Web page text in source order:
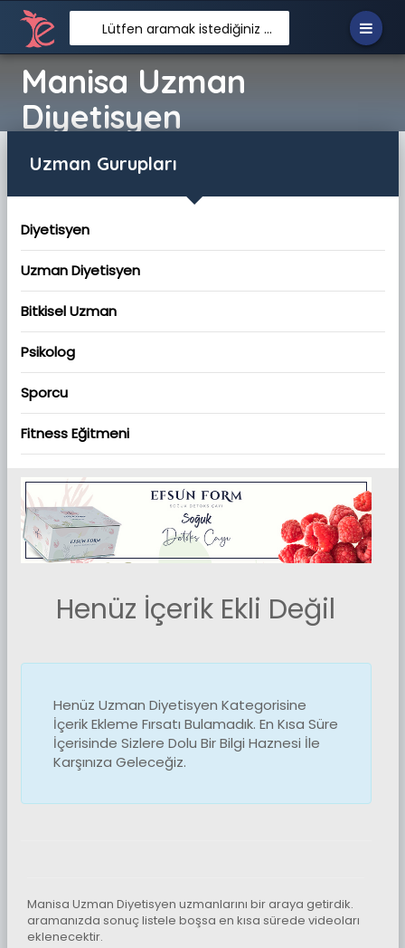
Lütfen aramak istediğiniz metni giriniz. Örn: Zayıflamak istiyorum
Manisa Uzman
Diyetisyen
Uzman Gurupları
Diyetisyen
Uzman Diyetisyen
Bitkisel Uzman
Psikolog
Sporcu
Fitness Eğitmeni
Güzellik Uzmanı
Estetisyen
Doktor
Dans Eğitmeni
Henüz İçerik Ekli Değil
Henüz Uzman Diyetisyen Kategorisine
İçerik Ekleme Fırsatı Bulamadık. En Kısa Süre
İçerisinde Sizlere Dolu Bir Bilgi Haznesi İle
Karşınıza Geleceğiz.
Manisa Uzman Diyetisyen uzmanlarını bir araya getirdik.
aramanızda sonuç listele boşsa en kısa sürede videoları
eklenecektir.